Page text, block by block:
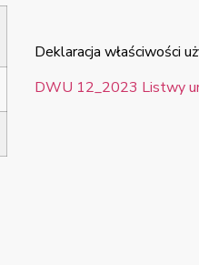
Deklaracja właściwości
DWU 12_2023 Listwy